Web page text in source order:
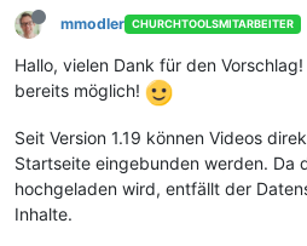
mmodler CHURCHTOOLSMITARBEITER
Hallo, vielen Dank für den
bereits möglich!
Seit Version 1.19 können Videos
Startseite eingebunden werden. Da
hochgeladen wird, entfällt der
Inhalte.